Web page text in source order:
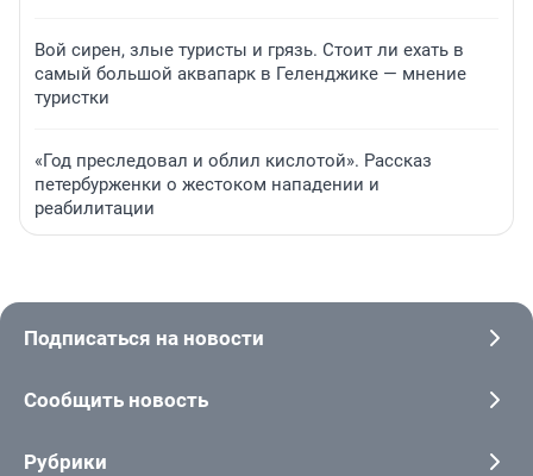
Вой сирен, злые туристы и грязь. Стоит ли ехать в
самый большой аквапарк в Геленджике — мнение
туристки
«Год преследовал и облил кислотой». Рассказ
петербурженки о жестоком нападении и
реабилитации
Подписаться на новости
Сообщить новость
Рубрики